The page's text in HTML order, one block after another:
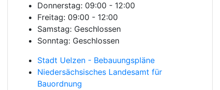
Donnerstag: 09:00 - 12:00
Freitag: 09:00 - 12:00
Samstag: Geschlossen
Sonntag: Geschlossen
Stadt Uelzen - Bebauungspläne
Niedersächsisches Landesamt für
Bauordnung